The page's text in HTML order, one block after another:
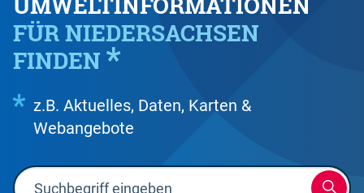
FÜR NIEDERSACHSEN
FINDEN
z.B. Aktuelles, Daten, Karten &
Webangebote